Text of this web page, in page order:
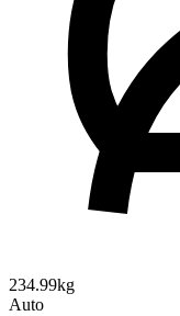
234.99kg
Auto